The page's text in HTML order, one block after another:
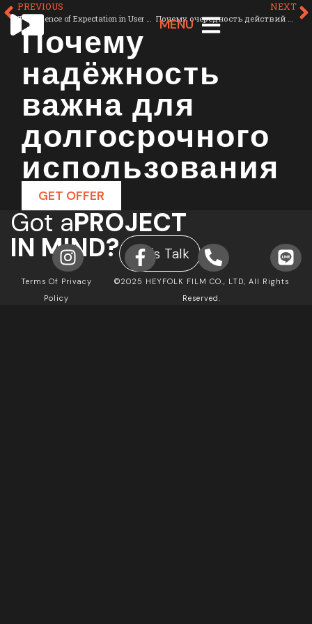
MENU
PREVIOUS
The Science of Expectation in User Experience
NEXT
Почему очередность действий критична для UX
Почему
надёжность
важна для
долгосрочного
использования
GET OFFER
Got aPROJECT
IN MIND? Let's Talk
©2025 HEYFOLK FILM CO., LTD, All Rights
Reserved.
Terms Of Privacy
Policy